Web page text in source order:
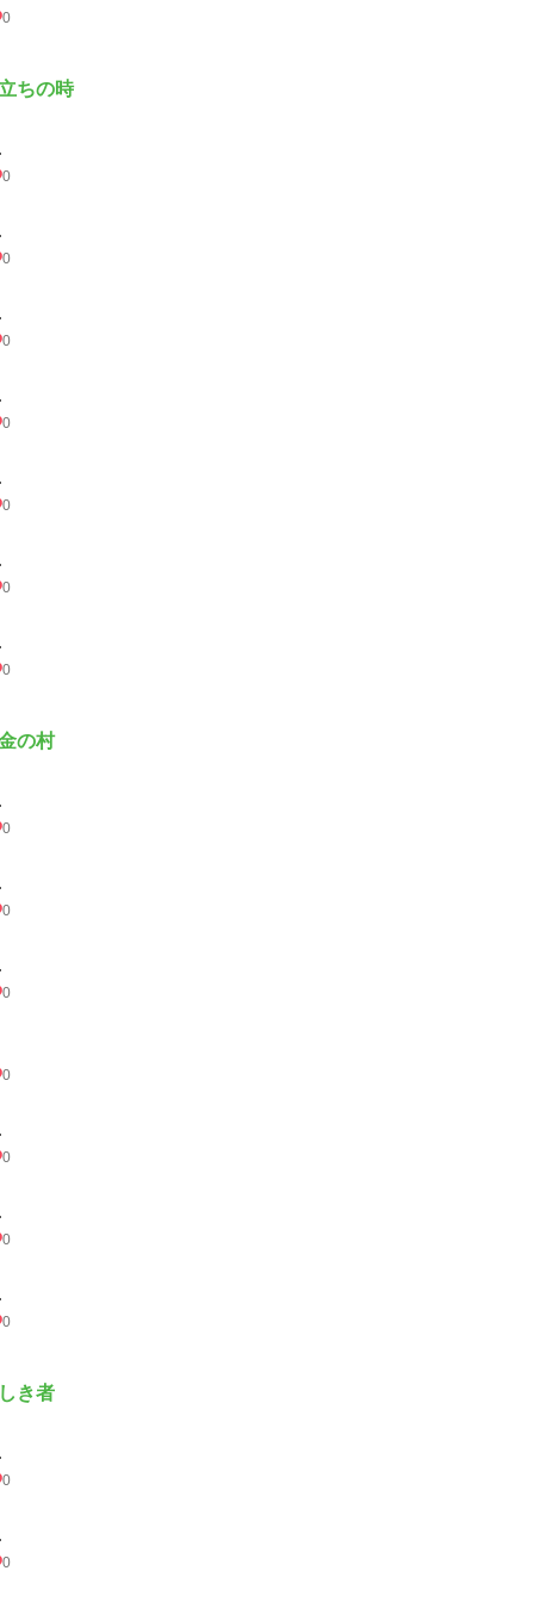
0
ちの時
0
0
0
0
0
0
0
の村
0
0
0
0
0
0
0
き者
0
0